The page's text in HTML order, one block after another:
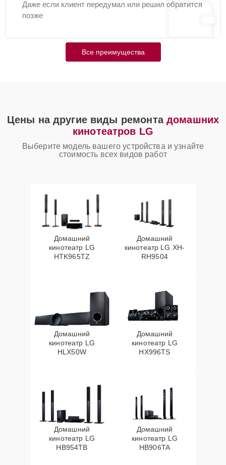
Даже если клиент передумал или решил обратится
позже
Все преимущества
Цены на другие виды ремонта домашних
кинотеатров LG
Выберите модель вашего устройства и узнайте
стоимость всех видов работ
Домашний
кинотеатр LG
HTK965TZ
Домашний
кинотеатр LG XH-
RH9504
Домашний
кинотеатр LG
HLX50W
Домашний
кинотеатр LG
HX996TS
Домашний
кинотеатр LG
HB954TB
Домашний
кинотеатр LG
HB906TA